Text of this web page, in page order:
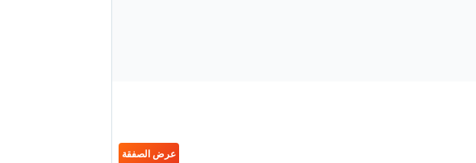
عرض الصفقة